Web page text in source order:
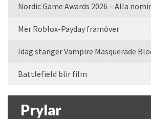
Nordic Game Awards 2026 – Alla
Mer Roblox-Payday framöver
Idag stänger Vampire Masquerade
Battlefield blir film
Prylar